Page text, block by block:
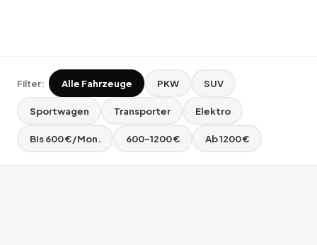
Filter: Alle Fahrzeuge PKW SUV
Sportwagen Transporter Elektro
Bis 600 €/Mon. 600–1200 € Ab 1200 €